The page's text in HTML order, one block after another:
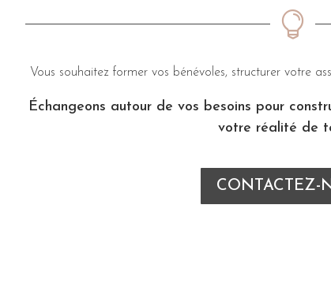

Vous souhaitez former vos bénévoles, structurer votre
Échangeons autour de vos besoins pour
votre réalité de
CONTACTEZ-